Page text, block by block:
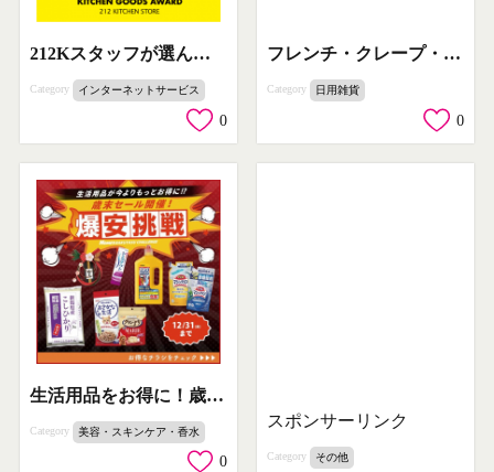
212Kスタッフが選んだキッチン道具大賞発表イベント
Category インターネットサービス
0
フレンチ・クレープ・デー記念！パンプレゼントキャンペーン
Category 日用雑貨
0
生活用品をお得に！歳末爆安挑戦セール開催
Category 美容・スキンケア・香水
0
スポンサーリンク
Category その他